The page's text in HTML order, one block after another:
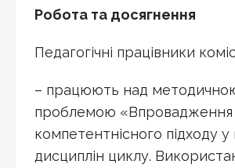
Робота та досягнення
Педагогічні працівники
– працюють над
проблемою «Впровадження
компетентнісного підходу у
дисциплін циклу.